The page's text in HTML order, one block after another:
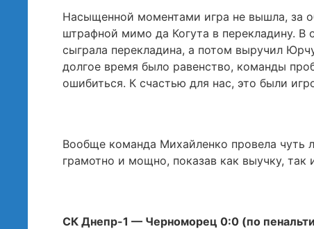
Насыщенной моментами игра не вышла, за
штрафной мимо да Когута в перекладину.
сыграла перекладина, а потом выручил
долгое время было равенство, команды
ошибиться. К счастью для нас, это были
Вообще команда Михайленко провела чуть
грамотно и мощно, показав как выучку,
СК Днепр-1 — Черноморец 0:0 (по